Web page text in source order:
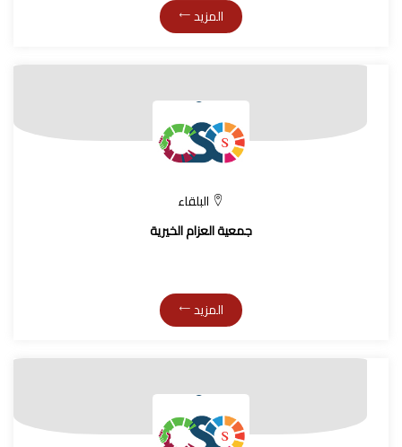
المزيد
البلقاء
جمعية العزام الخيرية
المزيد